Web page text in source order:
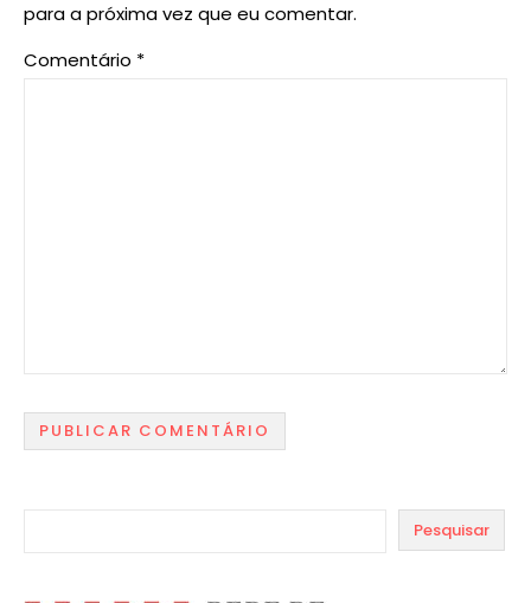
para a próxima vez que eu comentar.
Comentário *
Pesquisar